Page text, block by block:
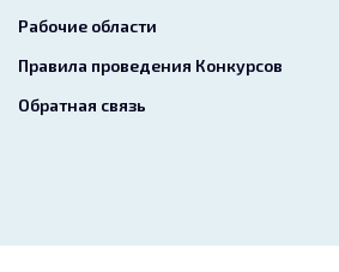
Рабочие области
Правила проведения Конкурсов
Обратная связь